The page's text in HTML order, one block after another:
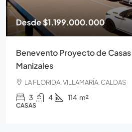
Desde$1.199.000.000
Benevento Proyecto de
Manizales
LA FLORIDA, VILLAMARÍA, CALDAS
3 4 114 m²
CASAS